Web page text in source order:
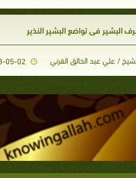
البشير في تواضع البشير النذير
/ علي عبد الخالق القرني